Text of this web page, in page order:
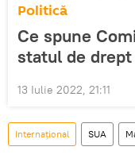
Politică
Ce spune
statul de
13 Iulie 2022, 21:11
Internaţional SUA